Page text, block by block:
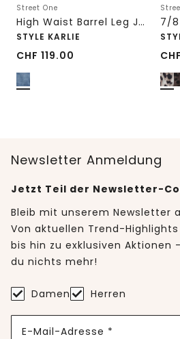
Street One
High Waist Barrel Leg Jeans im Loose Fit
STYLE KARLIE
CHF 119.00 CHF
Newsletter Anmeldung
Jetzt Teil der Newsletter-
Bleib mit unserem Newsletter
Von aktuellen Trend-
bis hin zu exklusiven
du nichts mehr!
Damen Herren
E-Mail-Adresse *